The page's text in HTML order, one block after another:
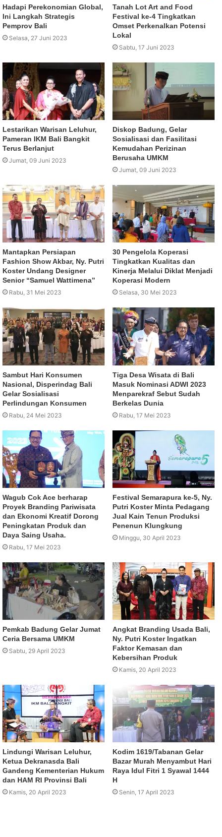
Hadapi Perekonomian Global,
Ini Langkah Strategis
Pemprov Bali
Selasa, 27 Juni 2023
Tanah Lot Art and Food
Festival ke-4 Tingkatkan
Omset Perkenalkan Potensi
Lokal
Sabtu, 17 Juni 2023
Lestarikan Warisan Leluhur,
Pameran IKM Bali Bangkit
Terus Berlanjut
Jumat, 09 Juni 2023
Diskop Badung, Gelar
Sosialisasi dan Fasilitasi
Kemudahan Perizinan
Berusaha UMKM
Jumat, 09 Juni 2023
Mantapkan Persiapan
Fashion Show Akbar, Ny. Putri
Koster Undang Designer
Senior “Samuel Wattimena”
Rabu, 31 Mei 2023
30 Pengelola Koperasi
Tingkatkan Kualitas dan
Kinerja Melalui Diklat Menjadi
Koperasi Modern
Selasa, 30 Mei 2023
Sambut Hari Konsumen
Nasional, Disperindag Bali
Gelar Sosialisasi
Perlindungan Konsumen
Rabu, 24 Mei 2023
Tiga Desa Wisata di Bali
Masuk Nominasi ADWI 2023
Menparekraf Sebut Sudah
Berkelas Dunia
Rabu, 17 Mei 2023
Wagub Cok Ace berharap
Proyek Branding Pariwisata
dan Ekonomi Kreatif Dorong
Peningkatan Produk dan
Daya Saing Usaha.
Rabu, 17 Mei 2023
Festival Semarapura ke-5, Ny.
Putri Koster Minta Pedagang
Jual Kain Tenun Produksi
Penenun Klungkung
Minggu, 30 April 2023
Pemkab Badung Gelar Jumat
Ceria Bersama UMKM
Sabtu, 29 April 2023
Angkat Branding Usada Bali,
Ny. Putri Koster Ingatkan
Faktor Kemasan dan
Kebersihan Produk
Kamis, 20 April 2023
Lindungi Warisan Leluhur,
Ketua Dekranasda Bali
Gandeng Kementerian Hukum
dan HAM RI Provinsi Bali
Kamis, 20 April 2023
Kodim 1619/Tabanan Gelar
Bazar Murah Menyambut Hari
Raya Idul Fitri 1 Syawal 1444
H
Senin, 17 April 2023